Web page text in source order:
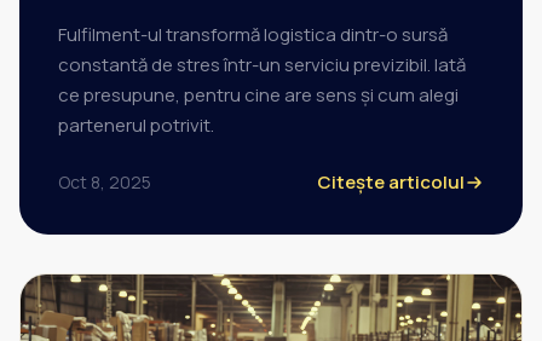
Fulfilment-ul transformă logistica dintr-o sursă
constantă de stres într-un serviciu previzibil. Iată
ce presupune, pentru cine are sens și cum alegi
partenerul potrivit.
Oct 8, 2025 Citește articolul